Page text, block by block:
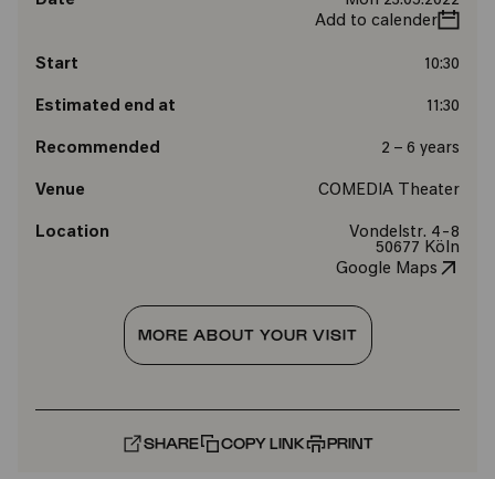
Add to calender
Start 10:30
Estimated end at 11:30
Recommended 2 – 6 years
Venue COMEDIA Theater
Location
Vondelstr. 4-8
50677 Köln
Google Maps
MORE ABOUT YOUR VISIT
SHARE COPY LINK PRINT